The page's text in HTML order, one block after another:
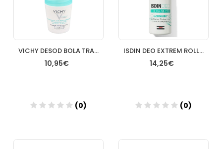
VICHY DESOD BOLA TRAT ANTI/TRANSP
10,95€
(0)
ISDIN DEO EXTREM ROLLON 40ML
14,25€
(0)